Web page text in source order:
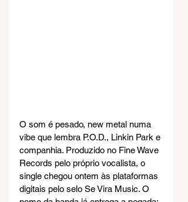
O som é pesado, new metal numa
vibe que lembra P.O.D., Linkin Park e
companhia. Produzido no Fine Wave
Records pelo próprio vocalista, o
single chegou ontem às plataformas
digitais pelo selo Se Vira Music. O